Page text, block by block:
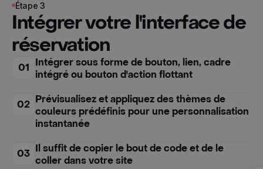
Étape 3
Intégrer votre l'interface de
réservation
01 Intégrer sous forme de bouton, lien, cadre
intégré ou bouton d'action flottant
02 Prévisualisez et appliquez des thèmes de
couleurs prédéfinis pour une personnalisation
instantanée
03 Il suffit de copier le bout de code et de le
coller dans votre site